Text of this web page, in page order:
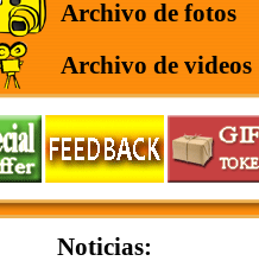
Archivo de fotos
Archivo de videos
Noticias: